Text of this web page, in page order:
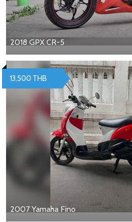
2018 GPX CR-5
2007 Yamaha Fino
13,500 THB